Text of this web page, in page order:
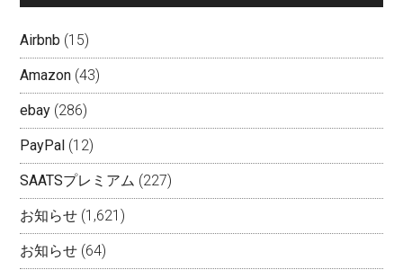
Airbnb (15)
Amazon (43)
ebay (286)
PayPal (12)
SAATSプレミアム (227)
お知らせ (1,621)
お知らせ (64)